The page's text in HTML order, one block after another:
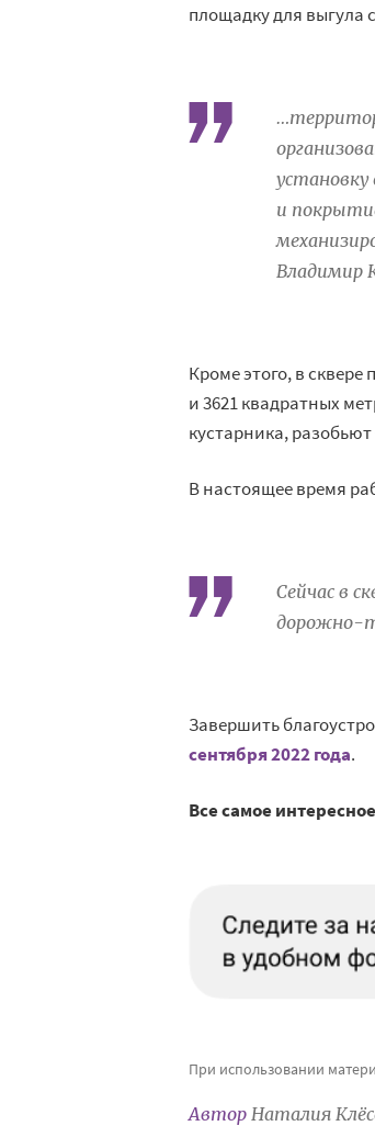
площадку для выгула
и
Владимир
Кроме этого, в сквере
и 3621 квадратных
кустарника,
В настоящее время
Сейчас в
дорожно-
Завершить
сентября 2022 года.
Все самое
При использовании
Автор Наталия